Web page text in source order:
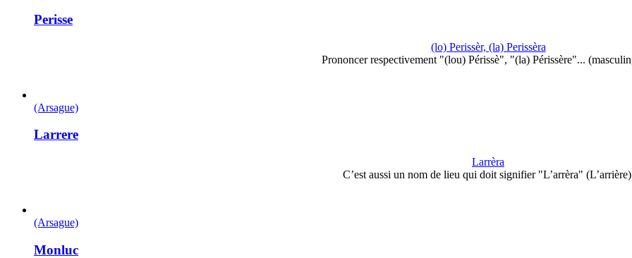
Perisse
(lo) Perissèr, (la) Perissèra
Prononcer respectivement "(lou) Périssè", "(la) Périssère"...
(Arsague)
Larrere
Larrèra
C’est aussi un nom de lieu qui doit signifier "L’arrèra"
(Arsague)
Monluc